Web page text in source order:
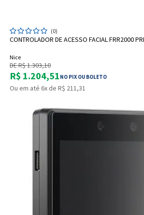
(0)
CONTROLADOR DE ACESSO FACIAL FRR2000
Nice
DE R$ 1.303,10
R$ 1.204,51 NO PIX OU BOLETO
Ou em até 6x de R$ 211,31